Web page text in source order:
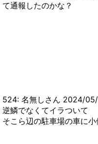
て通報したのかな？
524: 名無しさん 2024/
逆鱗でなくてイラついて
そこら辺の駐車場の車に